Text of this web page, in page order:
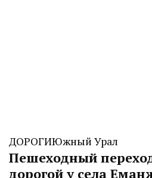
ДОРОГИЮжный Урал
Пешеходный
дорогой у села